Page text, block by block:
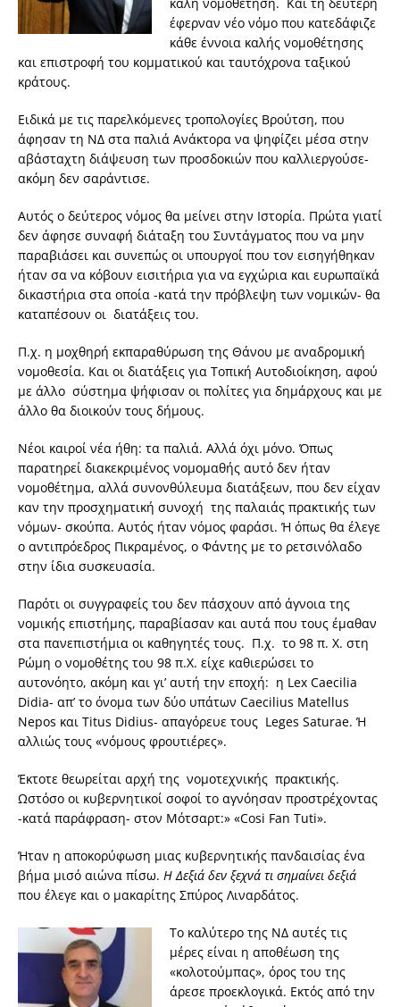
έφερναν νέο νόμο που κατεδάφιζε
κάθε έννοια καλής νομοθέτησης
και επιστροφή του κομματικού και ταυτόχρονα ταξικού
κράτους.
Ειδικά με τις παρελκόμενες τροπολογίες Βρούτση, που
άφησαν τη ΝΔ στα παλιά Ανάκτορα να ψηφίζει μέσα στην
αβάσταχτη διάψευση των προσδοκιών που καλλιεργούσε-
ακόμη δεν σαράντισε.
Αυτός ο δεύτερος νόμος θα μείνει στην Ιστορία. Πρώτα γιατί
δεν άφησε συναφή διάταξη του Συντάγματος που να μην
παραβιάσει και συνεπώς οι υπουργοί που τον εισηγήθηκαν
ήταν σα να κόβουν εισιτήρια για να εγχώρια και ευρωπαϊκά
δικαστήρια στα οποία -κατά την πρόβλεψη των νομικών- θα
καταπέσουν οι διατάξεις του.
Π.χ. η μοχθηρή εκπαραθύρωση της Θάνου με αναδρομική
νομοθεσία. Και οι διατάξεις για Τοπική Αυτοδιοίκηση, αφού
με άλλο σύστημα ψήφισαν οι πολίτες για δημάρχους και με
άλλο θα διοικούν τους δήμους.
Νέοι καιροί νέα ήθη: τα παλιά. Αλλά όχι μόνο. Όπως
παρατηρεί διακεκριμένος νομομαθής αυτό δεν ήταν
νομοθέτημα, αλλά συνονθύλευμα διατάξεων, που δεν είχαν
καν την προσχηματική συνοχή της παλαιάς πρακτικής των
νόμων- σκούπα. Αυτός ήταν νόμος φαράσι. Ή όπως θα έλεγε
ο αντιπρόεδρος Πικραμένος, ο Φάντης με το ρετσινόλαδο
στην ίδια συσκευασία.
Παρότι οι συγγραφείς του δεν πάσχουν από άγνοια της
νομικής επιστήμης, παραβίασαν και αυτά που τους έμαθαν
στα πανεπιστήμια οι καθηγητές τους. Π.χ. το 98 π. Χ. στη
Ρώμη ο νομοθέτης του 98 π.Χ. είχε καθιερώσει το
αυτονόητο, ακόμη και γι’ αυτή την εποχή: η Lex Caecilia
Didia- απ’ το όνομα των δύο υπάτων Caecilius Matellus
Nepos και Titus Didius- απαγόρευε τους Leges Saturae. Ή
αλλιώς τους «νόμους φρουτιέρες».
Έκτοτε θεωρείται αρχή της νομοτεχνικής πρακτικής.
Ωστόσο οι κυβερνητικοί σοφοί το αγνόησαν προστρέχοντας
-κατά παράφραση- στον Μότσαρτ:» «Cosi Fan Tuti».
Ήταν η αποκορύφωση μιας κυβερνητικής πανδαισίας ένα
βήμα μισό αιώνα πίσω. Η Δεξιά δεν ξεχνά τι σημαίνει δεξιά
που έλεγε και ο μακαρίτης Σπύρος Λιναρδάτος.
Το καλύτερο της ΝΔ αυτές τις
μέρες είναι η αποθέωση της
«κολοτούμπας», όρος του της
άρεσε προεκλογικά. Εκτός από την